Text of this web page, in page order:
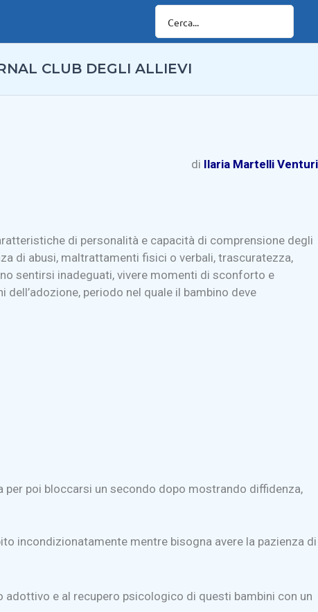
CLUB DEGLI ALLIEVI
di Ilaria Martelli Venturi
di personalità e capacità di comprensione degli
di abusi, maltrattamenti fisici o verbali, trascuratezza,
sentirsi inadeguati, vivere momenti di sconforto e
periodo nel quale il bambino deve
poi bloccarsi un secondo dopo mostrando diffidenza,
incondizionatamente mentre bisogna avere la pazienza di
e al recupero psicologico di questi bambini con un